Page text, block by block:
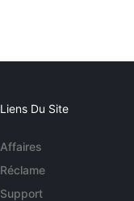
Liens Du Site
Affaires
Réclame
Support